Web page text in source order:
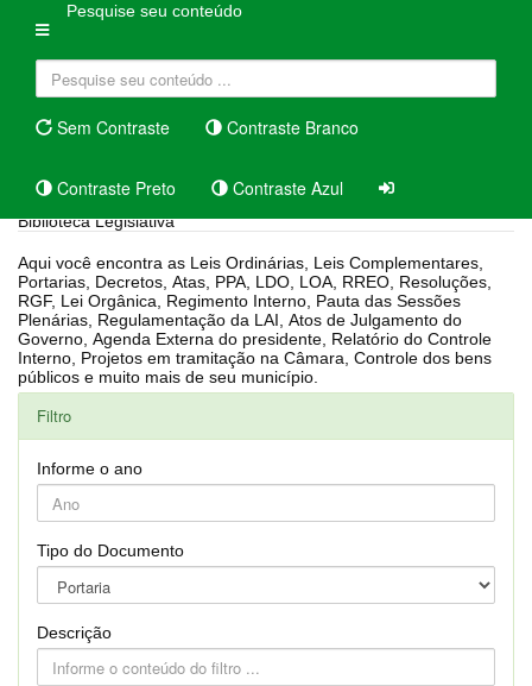
Pesquise seu conteúdo
Sem Contraste Contraste Branco
Contraste Preto Contraste Azul
Biblioteca Legislativa
Aqui você encontra as Leis Ordinárias, Leis Complementares,
Portarias, Decretos, Atas, PPA, LDO, LOA, RREO, Resoluções,
RGF, Lei Orgânica, Regimento Interno, Pauta das Sessões
Plenárias, Regulamentação da LAI, Atos de Julgamento do
Governo, Agenda Externa do presidente, Relatório do Controle
Interno, Projetos em tramitação na Câmara, Controle dos bens
públicos e muito mais de seu município.
Filtro
Informe o ano
Tipo do Documento
Descrição